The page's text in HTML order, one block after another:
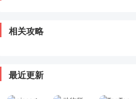
相关攻略
最近更新